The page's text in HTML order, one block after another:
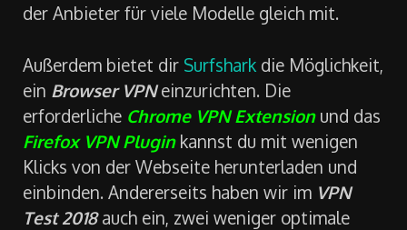
der Anbieter für viele Modelle gleich mit.
Außerdem bietet dir Surfshark die Möglichkeit,
ein Browser VPNeinzurichten. Die
erforderliche Chrome VPN Extensionund das
Firefox VPN Pluginkannst du mit wenigen
Klicks von der Webseite herunterladen und
einbinden. Andererseits haben wir im VPN
Test 2018auch ein, zwei weniger optimale